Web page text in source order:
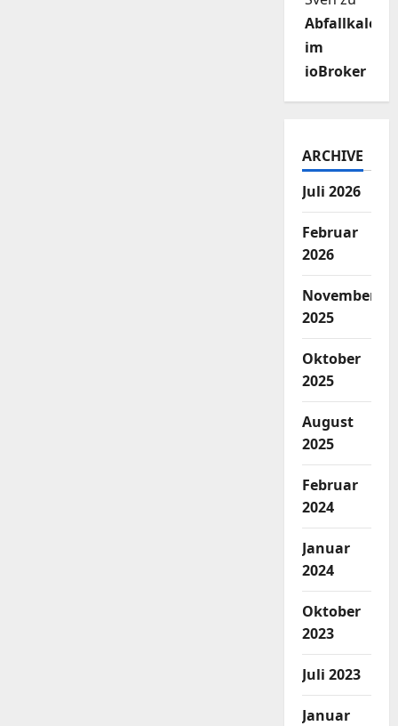
im
ioBroker
ARCHIVE
Juli 2026
Februar
2026
November
2025
Oktober
2025
August
2025
Februar
2024
Januar
2024
Oktober
2023
Juli 2023
Januar